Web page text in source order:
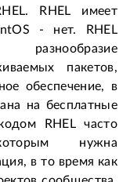
RHEL имеет
- нет. RHEL
пакетов,
обеспечение, в
на бесплатные
RHEL часто
нужна
в то время как